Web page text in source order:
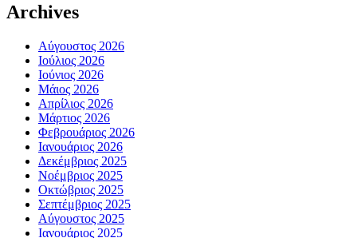
Archives
Αύγουστος 2026
Ιούλιος 2026
Ιούνιος 2026
Μάιος 2026
Απρίλιος 2026
Μάρτιος 2026
Φεβρουάριος 2026
Ιανουάριος 2026
Δεκέμβριος 2025
Νοέμβριος 2025
Οκτώβριος 2025
Σεπτέμβριος 2025
Αύγουστος 2025
Ιανουάριος 2025